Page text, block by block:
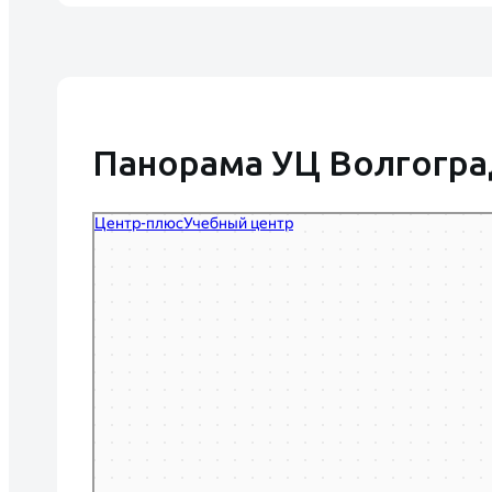
Панорама УЦ
Центр-Плюс
Учебный центр в Волгограде